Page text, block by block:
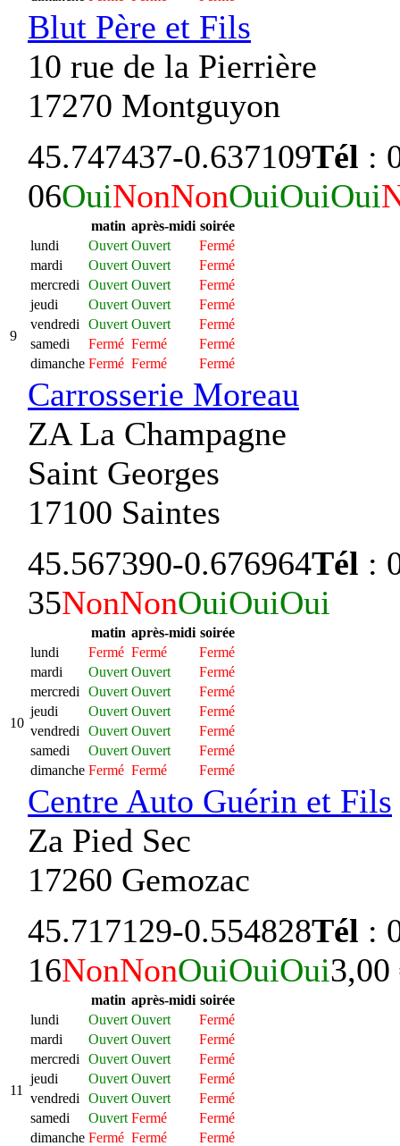
Blut Père et Fils
10 rue de la Pierrière
17270 Montguyon
9
45.747437-0.637109Tél :
06OuiNonNonOuiOuiOui
matin après-midi soirée
lundi
Ouvert Ouvert
Fermé
mardi
Ouvert Ouvert
Fermé
mercredi
Ouvert Ouvert
Fermé
jeudi
Ouvert Ouvert
Fermé
vendredi
Ouvert Ouvert
Fermé
samedi
Fermé Fermé
Fermé
dimanche Fermé Fermé Fermé
Carrosserie Moreau
ZA La Champagne
Saint Georges
17100 Saintes
10
45.567390-0.676964Tél :
35NonNonOuiOuiOui
matin après-midi soirée
lundi
Fermé Fermé
Fermé
mardi
Ouvert Ouvert
Fermé
mercredi
Ouvert Ouvert
Fermé
jeudi
Ouvert Ouvert
Fermé
vendredi
Ouvert Ouvert
Fermé
samedi
Ouvert Ouvert
Fermé
dimanche Fermé Fermé Fermé
Centre Auto Guérin et Fils
Za Pied Sec
17260 Gemozac
11
45.717129-0.554828Tél :
16NonNonOuiOuiOui3,00
matin après-midi soirée
lundi
Ouvert Ouvert
Fermé
mardi
Ouvert Ouvert
Fermé
mercredi
Ouvert Ouvert
Fermé
jeudi
Ouvert Ouvert
Fermé
vendredi
Ouvert Ouvert
Fermé
samedi
Ouvert Fermé
Fermé
dimanche Fermé Fermé Fermé